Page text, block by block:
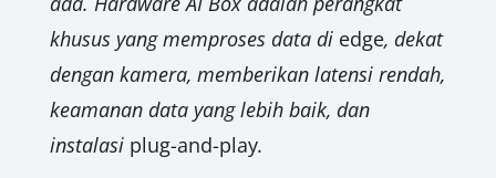
khusus yang memproses data di edge, dekat
dengan kamera, memberikan latensi rendah,
keamanan data yang lebih baik, dan
instalasi plug-and-play.